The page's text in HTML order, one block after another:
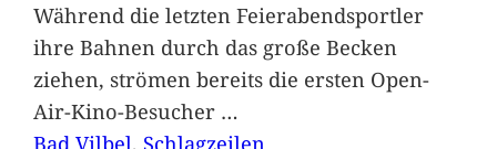
Während die letzten Feierabendsportler
ihre Bahnen durch das große Becken
ziehen, strömen bereits die ersten Open-
Air-Kino-Besucher …
Bad Vilbel, Schlagzeilen